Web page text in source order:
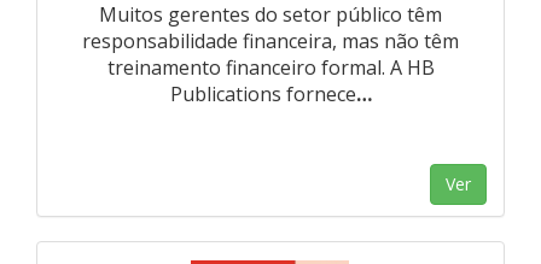
Muitos gerentes do setor público têm
responsabilidade financeira, mas não têm
treinamento financeiro formal. A HB
Publications fornece…
Ver